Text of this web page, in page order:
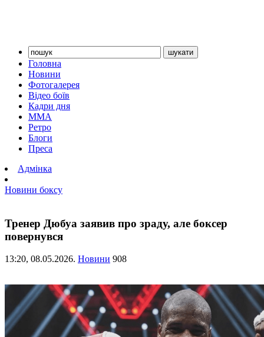
Головна
Новини
Фотогалерея
Відео боїв
Кадри дня
ММА
Ретро
Блоги
Преса
Адмінка
Новини боксу
Тренер Дюбуа заявив про зраду, але боксер
повернувся
13:20, 08.05.2026. Новини 908